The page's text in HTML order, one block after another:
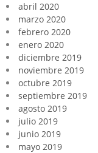
abril 2020
marzo 2020
febrero 2020
enero 2020
diciembre 2019
noviembre 2019
octubre 2019
septiembre 2019
agosto 2019
julio 2019
junio 2019
mayo 2019